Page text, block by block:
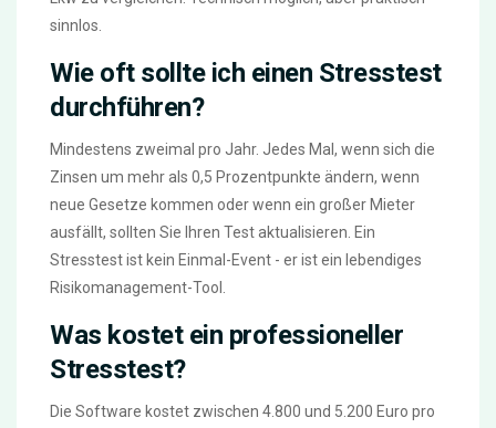
sinnlos.
Wie oft sollte ich einen Stresstest
durchführen?
Mindestens zweimal pro Jahr. Jedes Mal, wenn sich die
Zinsen um mehr als 0,5 Prozentpunkte ändern, wenn
neue Gesetze kommen oder wenn ein großer Mieter
ausfällt, sollten Sie Ihren Test aktualisieren. Ein
Stresstest ist kein Einmal-Event - er ist ein lebendiges
Risikomanagement-Tool.
Was kostet ein professioneller
Stresstest?
Die Software kostet zwischen 4.800 und 5.200 Euro pro